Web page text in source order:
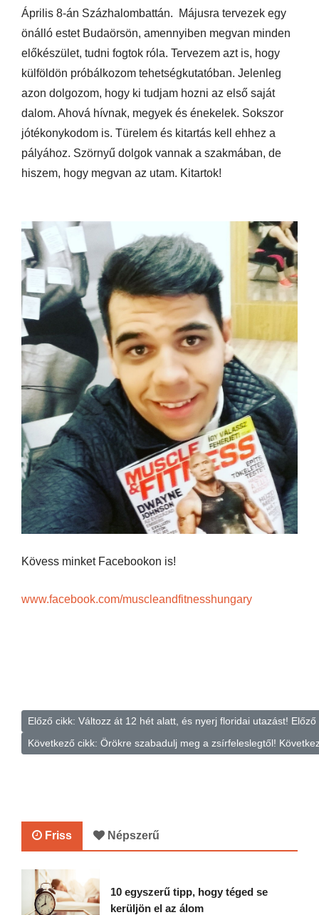
Április 8-án Százhalombattán. Májusra tervezek egy
önálló estet Budaörsön, amennyiben megvan minden
előkészület, tudni fogtok róla. Tervezem azt is, hogy
külföldön próbálkozom tehetségkutatóban. Jelenleg
azon dolgozom, hogy ki tudjam hozni az első saját
dalom. Ahová hívnak, megyek és énekelek. Sokszor
jótékonykodom is. Türelem és kitartás kell ehhez a
pályához. Szörnyű dolgok vannak a szakmában, de
hiszem, hogy megvan az utam. Kitartok!
Kövess minket Facebookon is!
www.facebook.com/muscleandfitnesshungary
Előző cikk: Változz át 12 hét alatt, és nyerj floridai utazást! Előző
Következő cikk: Örökre szabadulj meg a zsírfeleslegtől!
Friss Népszerű
10 egyszerű tipp, hogy téged se
kerüljön el az álom